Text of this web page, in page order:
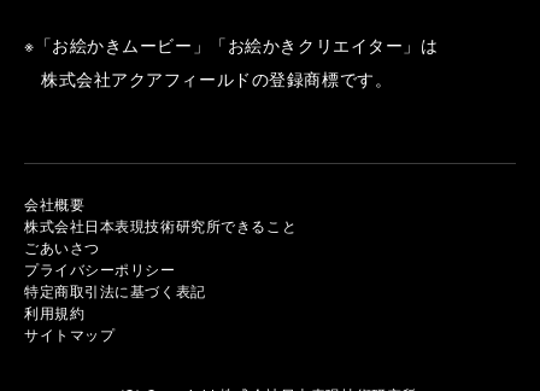
※「お絵かきムービー」「お絵かきクリエイター」は
株式会社アクアフィールドの登録商標です。
会社概要
株式会社日本表現技術研究所できること
ごあいさつ
プライバシーポリシー
特定商取引法に基づく表記
利用規約
サイトマップ